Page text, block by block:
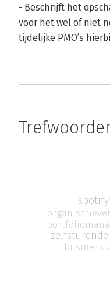
- Beschrijft het
voor het wel of niet
tijdelijke PMO’s
business